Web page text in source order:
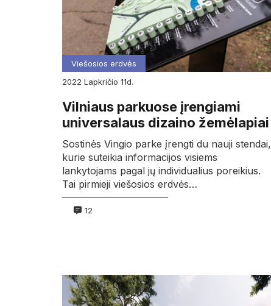
Viešosios erdvės
2022
lapkričio 11d.
Vilniaus parkuose įrengiami
universalaus dizaino žemėlapiai
Sostinės Vingio parke įrengti du nauji stendai,
kurie suteikia informacijos visiems
lankytojams pagal jų individualius poreikius.
Tai pirmieji viešosios erdvės…
12